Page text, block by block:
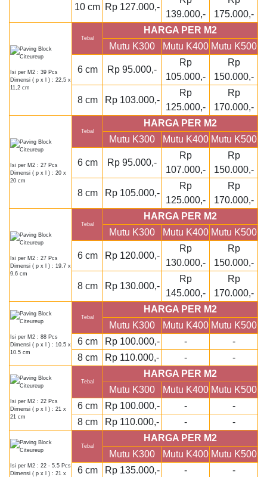
10 cm Rp 127.000,-
139.000,-
175.000,-
Isi per M2 : 39 Pcs
Dimensi ( p x l ) : 22,5 x
11,2 cm
Tebal
HARGA PER M2
Mutu K300
Mutu K400 Mutu K500
6 cm Rp 95.000,-
Rp
105.000,-
Rp
150.000,-
8 cm Rp 103.000,-
Rp
125.000,-
Rp
170.000,-
Isi per M2 : 27 Pcs
Dimensi ( p x l ) : 20 x
20 cm
Tebal
HARGA PER M2
Mutu K300
Mutu K400 Mutu K500
6 cm Rp 95.000,-
Rp
107.000,-
Rp
150.000,-
8 cm Rp 105.000,-
Rp
125.000,-
Rp
170.000,-
Isi per M2 : 27 Pcs
Dimensi ( p x l ) : 19.7 x
9.6 cm
Tebal
HARGA PER M2
Mutu K300
Mutu K400 Mutu K500
6 cm Rp 120.000,-
Rp
130.000,-
Rp
150.000,-
8 cm Rp 130.000,-
Rp
145.000,-
Rp
170.000,-
Isi per M2 : 88 Pcs
Dimensi ( p x l ) : 10.5 x
10.5 cm
Tebal
HARGA PER M2
Mutu K300
Mutu K400 Mutu K500
6 cm
Rp 100.000,- -
-
8 cm
Rp 110.000,- - -
Isi per M2 : 22 Pcs
Dimensi ( p x l ) : 21 x
21 cm
Tebal
HARGA PER M2
Mutu K300
Mutu K400 Mutu K500
6 cm
Rp 100.000,- -
-
8 cm
Rp 110.000,- - -
Isi per M2 : 22 - 5.5 Pcs
Dimensi ( p x l ) : 21 x
Tebal
HARGA PER M2
Mutu K300
Mutu K400 Mutu K500
6 cm
Rp 135.000,- -
-